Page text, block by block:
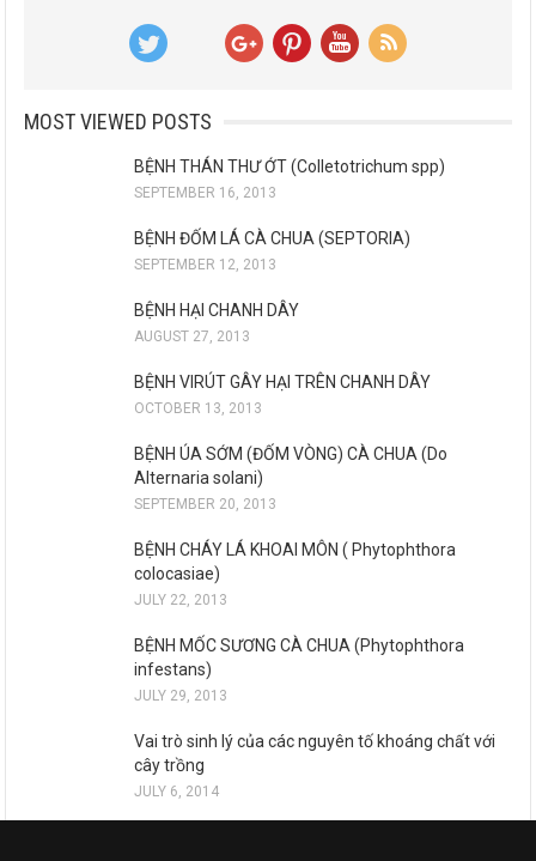
MOST VIEWED POSTS
BỆNH THÁN THƯ ỚT (Colletotrichum spp)
SEPTEMBER 16, 2013
BỆNH ĐỐM LÁ CÀ CHUA (SEPTORIA)
SEPTEMBER 12, 2013
BỆNH HẠI CHANH DÂY
AUGUST 27, 2013
BỆNH VIRÚT GÂY HẠI TRÊN CHANH DÂY
OCTOBER 13, 2013
BỆNH ÚA SỚM (ĐỐM VÒNG) CÀ CHUA (Do
Alternaria solani)
SEPTEMBER 20, 2013
BỆNH CHÁY LÁ KHOAI MÔN ( Phytophthora
colocasiae)
JULY 22, 2013
BỆNH MỐC SƯƠNG CÀ CHUA (Phytophthora
infestans)
JULY 29, 2013
Vai trò sinh lý của các nguyên tố khoáng chất với
cây trồng
JULY 6, 2014